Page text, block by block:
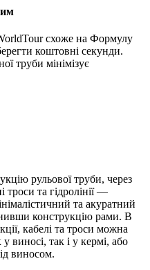
схоже на Формулу
коштовні секунди.
труби мінімізує
рульової труби, через
троси та гідролінії —
та акуратний
конструкцію рами. В
кабелі та троси можна
виносі, так і у кермі, або
виносом.